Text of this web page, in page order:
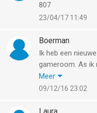
807
23/04/17 11:49
Boerman
Ik heb een
gameroom. As ik
dan verschuift
spel buiten beeld
kan spelen?
Meer
09/12/16 23:02